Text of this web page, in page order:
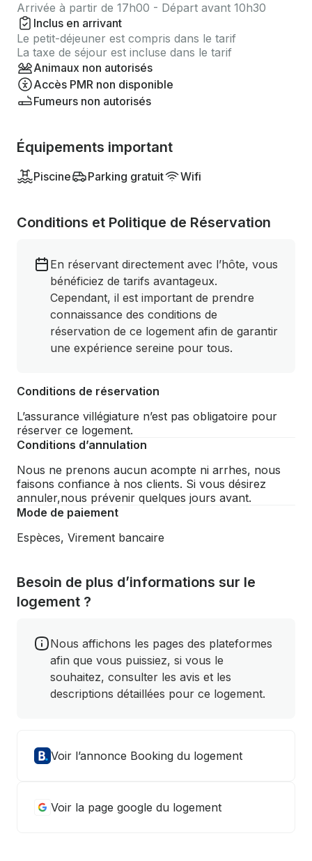
Arrivée à partir de 17h00 - Départ avant 10h30
Inclus en arrivant
Le petit-déjeuner est compris dans le tarif
La taxe de séjour est incluse dans le tarif
Animaux non autorisés
Accès PMR non disponible
Fumeurs non autorisés
Équipements important
Piscine Parking gratuit Wifi
Conditions et Politique de Réservation
En réservant directement avec l’hôte, vous
bénéficiez de tarifs avantageux.
Cependant, il est important de prendre
connaissance des conditions de
réservation de ce logement afin de garantir
une expérience sereine pour tous.
Conditions de réservation
L’assurance villégiature n’est pas obligatoire pour
réserver ce logement.
Conditions d’annulation
Nous ne prenons aucun acompte ni arrhes, nous
faisons confiance à nos clients. Si vous désirez
annuler,nous prévenir quelques jours avant.
Mode de paiement
Espèces, Virement bancaire
Besoin de plus d’informations sur le
logement ?
Nous affichons les pages des plateformes
afin que vous puissiez, si vous le
souhaitez, consulter les avis et les
descriptions détaillées pour ce logement.
Voir l’annonce Booking du logement
Voir la page google du logement